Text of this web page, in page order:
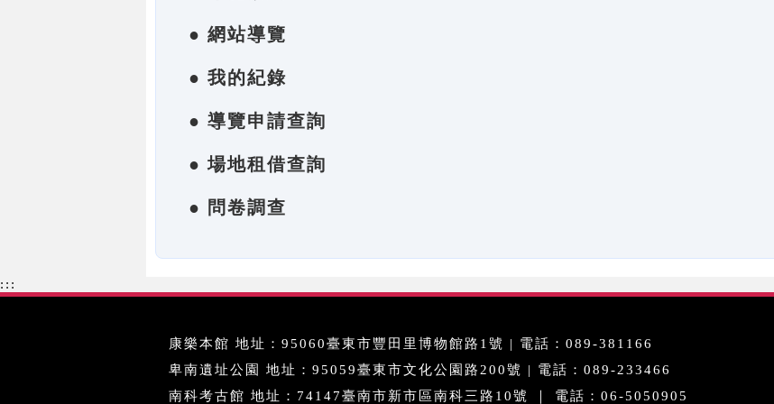
● 網站導覽
● 我的紀錄
● 導覽申請查詢
● 場地租借查詢
● 問卷調查
:::
康樂本館 地址：95060臺東市豐田里博物館路1號 | 電話：089-381166
卑南遺址公園 地址：95059臺東市文化公園路200號 | 電話：089-233466
南科考古館 地址：74147臺南市新市區南科三路10號 ｜ 電話：06-5050905